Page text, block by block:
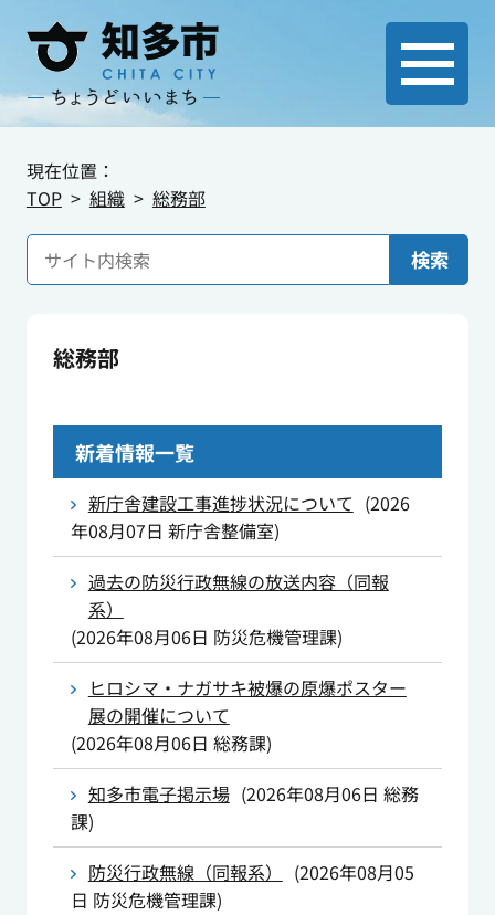
現在位置：
TOP
組織 総務部
検索
総務部
新着情報一覧
新庁舎建設工事進捗状況について (2026
年08月07日 新庁舎整備室)
過去の防災行政無線の放送内容（同報
系）
(2026年08月06日 防災危機管理課)
ヒロシマ・ナガサキ被爆の原爆ポスター
展の開催について
(2026年08月06日 総務課)
知多市電子掲示場 (2026年08月06日 総務
課)
防災行政無線（同報系）
(2026年08月05
日 防災危機管理課)